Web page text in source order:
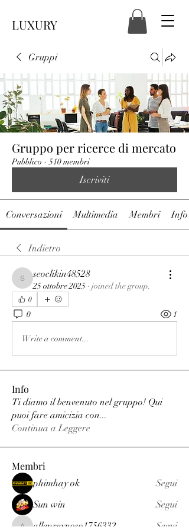
LUXURY
Gruppi
Gruppo per ricerce di mercato
Pubblico · 510 membri
Iscriviti
Conversazioni Multimedia Membri Info
Indietro
seoclikin48528
seoclikin48528
25 ottobre 2025 · joined the group.
0
0 1
Write a comment...
Info
Ti diamo il benvenuto nel gruppo! Qui
puoi fare amicizia con...
Continua a Leggere
Membri
phimhay ok
Segui
Sun win
Segui
allenreynoso1756332 Segui